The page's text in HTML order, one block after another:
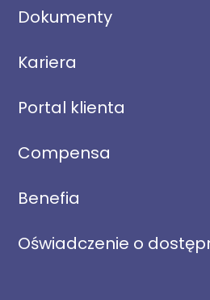
Dokumenty
Kariera
Portal klienta
Compensa
Benefia
Oświadczenie o